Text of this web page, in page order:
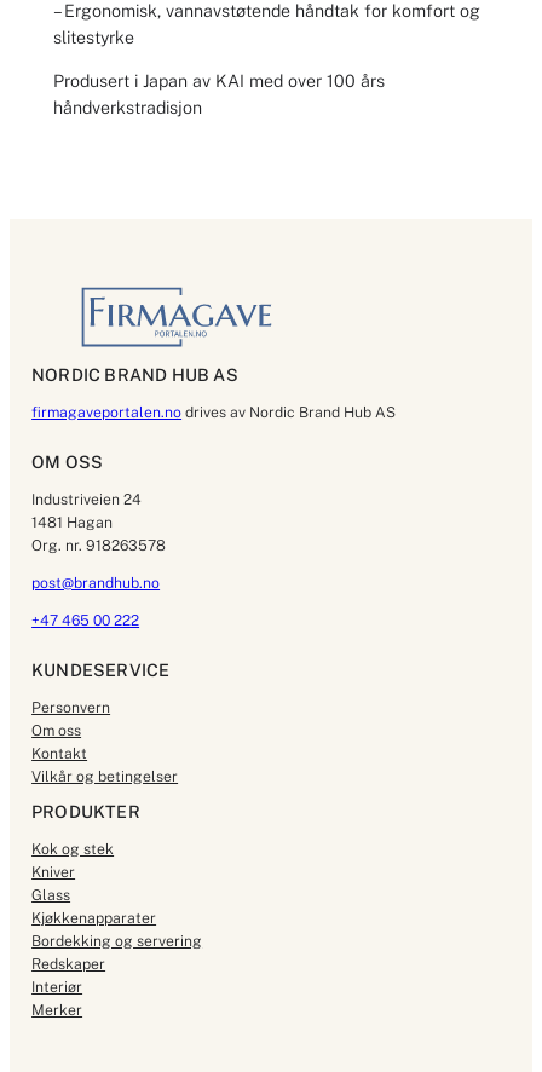
– Ergonomisk, vannavstøtende håndtak for komfort og
slitestyrke
Produsert i Japan av KAI med over 100 års
håndverkstradisjon
NORDIC BRAND HUB AS
firmagaveportalen.no drives av Nordic Brand Hub AS
OM OSS
Industriveien 24
1481 Hagan
Org. nr. 918263578
post@brandhub.no
+47 465 00 222
KUNDESERVICE
Personvern
Om oss
Kontakt
Vilkår og betingelser
PRODUKTER
Kok og stek
Kniver
Glass
Kjøkkenapparater
Bordekking og servering
Redskaper
Interiør
Merker